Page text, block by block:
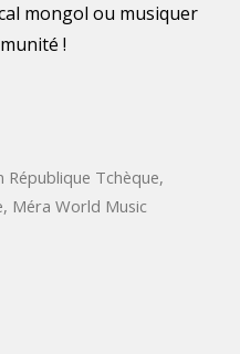
mongol ou musiquer
!
République Tchèque,
Méra World Music